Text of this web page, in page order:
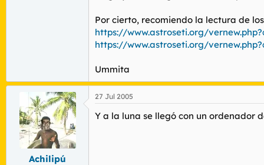
No sé si esto será una tomadura de
ciertas las premisas anteriores).
Para un telescopio normal, queda fuera
enfocar.....es una vieja reivindicación de
Supongo que seguir ocurriendo en la
Por cierto, recomiendo la lectura de
https://www.astroseti.org/
https://www.astroseti.org/
Ummita
Achilipú
27 Jul 2005
Y a la luna se llegó con un ordenador